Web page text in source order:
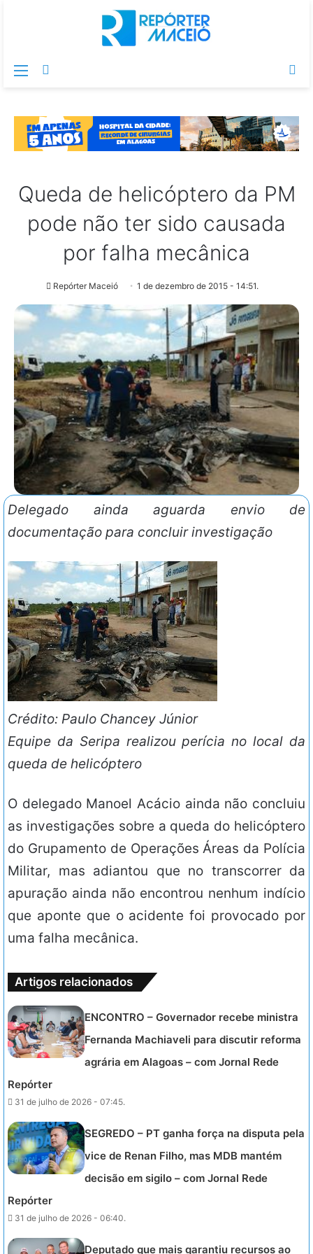
Menu
Queda de helicóptero da PM
pode não ter sido causada
por falha mecânica
Repórter Maceió 1 de dezembro de 2015 - 14:51.
Delegado ainda aguarda envio de
documentação para concluir investigação
Crédito: Paulo Chancey Júnior
Equipe da Seripa realizou perícia no local da
queda de helicóptero
O delegado Manoel Acácio ainda não concluiu
as investigações sobre a queda do helicóptero
do Grupamento de Operações Áreas da Polícia
Militar, mas adiantou que no transcorrer da
apuração ainda não encontrou nenhum indício
que aponte que o acidente foi provocado por
uma falha mecânica.
Artigos relacionados
ENCONTRO – Governador recebe ministra
Fernanda Machiaveli para discutir reforma
agrária em Alagoas – com Jornal Rede
Repórter
31 de julho de 2026 - 07:45.
SEGREDO – PT ganha força na disputa pela
vice de Renan Filho, mas MDB mantém
decisão em sigilo – com Jornal Rede
Repórter
31 de julho de 2026 - 06:40.
Deputado que mais garantiu recursos ao